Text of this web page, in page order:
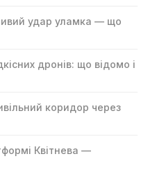
удар уламка — що
дронів: що відомо і
коридор через
Квітнева —